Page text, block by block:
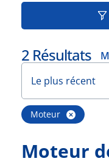
2 Résultats
Le plus récent
Moteur
Moteur